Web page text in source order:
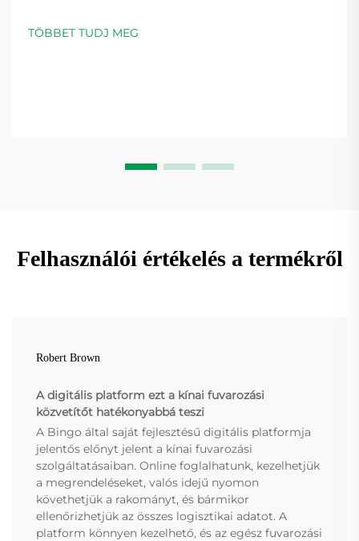
TÖBBET TUDJ MEG
Felhasználói értékelés a termékről
Robert Brown
A digitális platform ezt a kínai fuvarozási
közvetítőt hatékonyabbá teszi
A Bingo által saját fejlesztésű digitális platformja
jelentős előnyt jelent a kínai fuvarozási
szolgáltatásaiban. Online foglalhatunk, kezelhetjük
a megrendeléseket, valós idejű nyomon
követhetjük a rakományt, és bármikor
ellenőrizhetjük az összes logisztikai adatot. A
platform könnyen kezelhető, és az egész fuvarozási